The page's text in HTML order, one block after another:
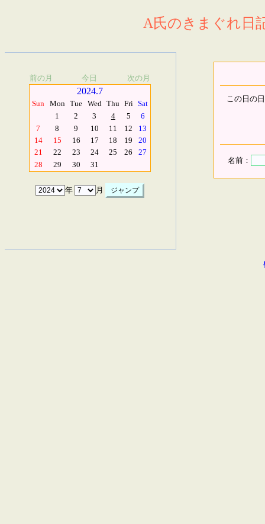
A氏のきまぐれ日
前の月 今日 次の月
2024.7
Sun Mon Tue Wed Thu Fri Sat
1
2 3 4 5
6
7
8 9 10 11 12
13
14
15 16 17 18 19
20
21
22 23 24 25 26
27
28
29 30 31
年 月
この日の
名前：